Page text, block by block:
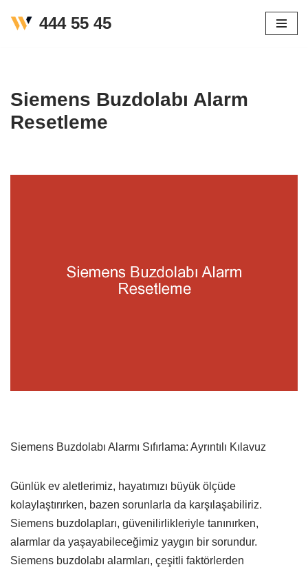
444 55 45
Siemens Buzdolabı Alarm
Resetleme
Siemens Buzdolabı Alarmı Sıfırlama: Ayrıntılı Kılavuz
Günlük ev aletlerimiz, hayatımızı büyük ölçüde
kolaylaştırırken, bazen sorunlarla da karşılaşabiliriz.
Siemens buzdolapları, güvenilirlikleriyle tanınırken,
alarmlar da yaşayabileceğimiz yaygın bir sorundur.
Siemens buzdolabı alarmları, çeşitli faktörlerden